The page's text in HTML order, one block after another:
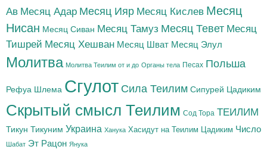
Ав Месяц Адар Месяц Ияр Месяц Кислев Месяц
Нисан Месяц Сиван Месяц Тамуз Месяц Тевет Месяц
Тишрей Месяц Хешван Месяц Шват Месяц Элул
Молитва Молитва Теилим от и до Органы тела Песах Польша
Рефуа Шлема Сгулот Сила Теилим Сипурей Цадиким
Скрытый смысл Теилим Сод Тора ТЕИЛИМ
Тикун Тикуним Украина Ханука Хасидут на Теилим Цадиким Число
Шабат Эт Рацон Янука